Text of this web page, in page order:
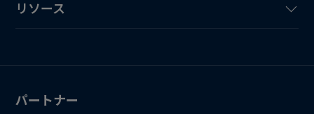
リソース
パートナー